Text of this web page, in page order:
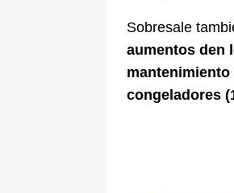
Sobresale
aumentos den
mantenimiento
congeladores